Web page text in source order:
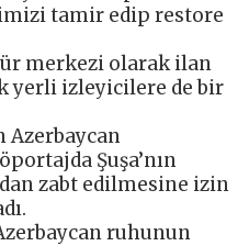
tamir edip restore
merkezi olarak ilan
yerli izleyicilere de bir
Azerbaycan
Şuşa’nın
zabt edilmesine izin
ruhunun